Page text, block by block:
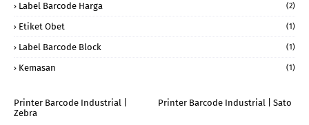
Label Barcode Harga (2)
Etiket Obet (1)
Label Barcode Block (1)
Kemasan (1)
Printer Barcode Industrial |
Zebra
Printer Barcode Industrial | Sato